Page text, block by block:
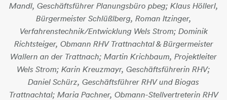
Mandl, Geschäftsführer Planungsbüro pbeg; Klaus Höllerl,
Bürgermeister Schlüßlberg, Roman Itzinger,
Verfahrenstechnik/Entwicklung Wels Strom; Dominik
Richtsteiger, Obmann RHV Trattnachtal & Bürgermeister
Wallern an der Trattnach; Martin Krichbaum, Projektleiter
Wels Strom; Karin Kreuzmayr, Geschäftsführerin RHV;
Daniel Schürz, Geschäftsführer RHV und Biogas
Trattnachtal; Maria Pachner, Obmann-Stellvertreterin RHV